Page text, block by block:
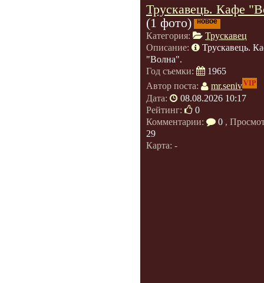
Трускавець. Кафе
(1 фото)
новое
Категория:
Трускавец
Описание:
Трускавець.
"Волна".
Год съемки:
1965
Автор поста:
mr.senivVIP
Дата:
08.08.2026 10:17
Рейтинг:
0
Комментарии:
0 ,
29
Карта: -